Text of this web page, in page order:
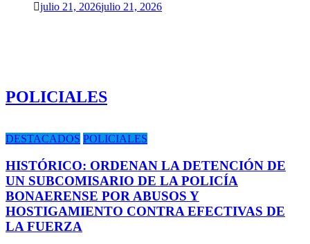
julio 21, 2026julio 21, 2026
POLICIALES
DESTACADOS POLICIALES
HISTÓRICO: ORDENAN LA DETENCIÓN DE
UN SUBCOMISARIO DE LA POLICÍA
BONAERENSE POR ABUSOS Y
HOSTIGAMIENTO CONTRA EFECTIVAS DE
LA FUERZA